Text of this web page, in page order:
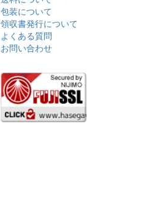
包装について
領収書発行について
よくある質問
お問い合わせ